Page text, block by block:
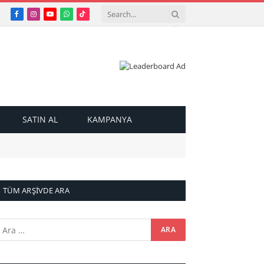
Facebook
Instagram
YouTubeWhatsApp
TikTok
SATIN AL KAMPANYA
TÜM ARŞIVDE ARA